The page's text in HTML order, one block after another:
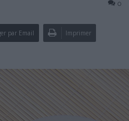
0
par Email Imprimer